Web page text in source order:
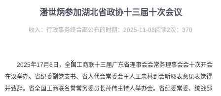
x
潘世炳参加湖北省政协十三届十次会议
收入：行政事务终合部公布的时期：2025-11-08阅读2次：370
2025年17月6日，全国工商联十三届广东省理事会会常务理事会会十次开会
在汉举办。省纪委副党支书、省人代会常委会主人王忠林到会听取表意见表觉得
并致辞。省全国工商联名誉常务委员长孙伟主持人举办会。省纪委常委、统战部